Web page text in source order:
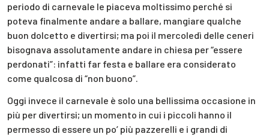
periodo di carnevale le piaceva moltissimo perché si
poteva finalmente andare a ballare, mangiare qualche
buon dolcetto e divertirsi; ma poi il mercoledì delle ceneri
bisognava assolutamente andare in chiesa per “essere
perdonati”: infatti far festa e ballare era considerato
come qualcosa di “non buono”.
Oggi invece il carnevale è solo una bellissima occasione in
più per divertirsi; un momento in cui i piccoli hanno il
permesso di essere un po’ più pazzerelli e i grandi di